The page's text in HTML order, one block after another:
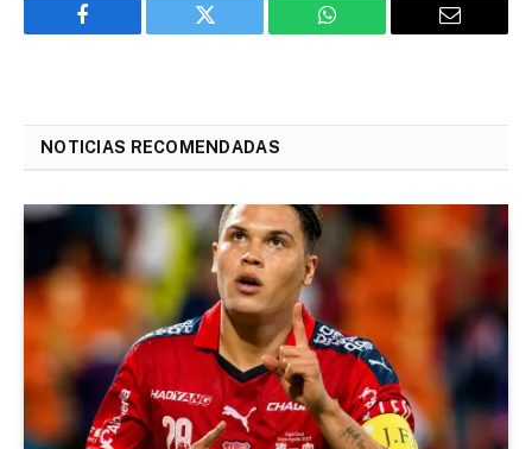
Facebook Twitter WhatsApp Email
NOTICIAS RECOMENDADAS